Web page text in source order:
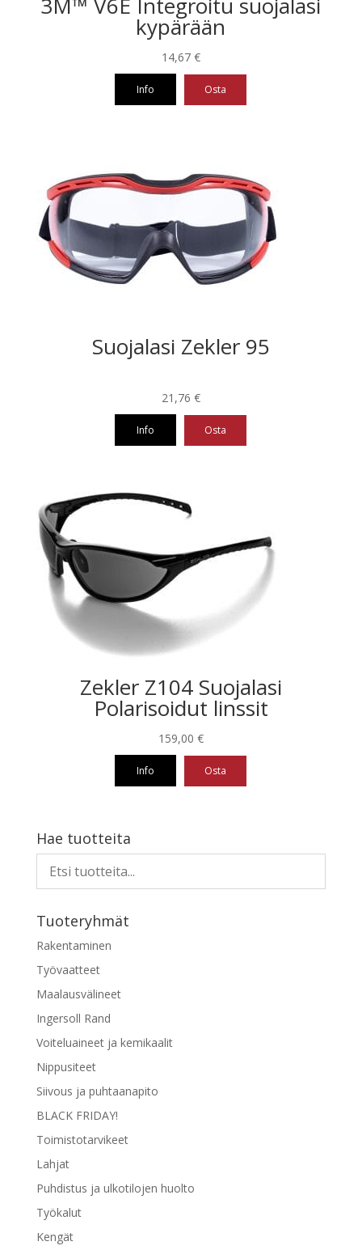
kypärään
14,67 €
Info Osta
muunnelma.
Voit
tehdä
valinnat
tuotteen
Suojalasi Zekler 95
21,76 €
Info Osta
Zekler Z104 Suojalasi
Polarisoidut linssit
159,00 €
Info Osta
Hae tuotteita
Tuoteryhmät
Rakentaminen
Työvaatteet
Maalausvälineet
Ingersoll Rand
Voiteluaineet ja kemikaalit
Nippusiteet
Siivous ja puhtaanapito
BLACK FRIDAY!
Toimistotarvikeet
Lahjat
Puhdistus ja ulkotilojen huolto
Työkalut
Kengät